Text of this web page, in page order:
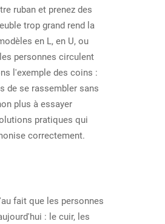
ruban et prenez des
trop grand rend la
en L, en U, ou
personnes circulent
l'exemple des coins :
de se rassembler sans
plus à essayer
pratiques qui
correctement.
fait que les personnes
: le cuir, les